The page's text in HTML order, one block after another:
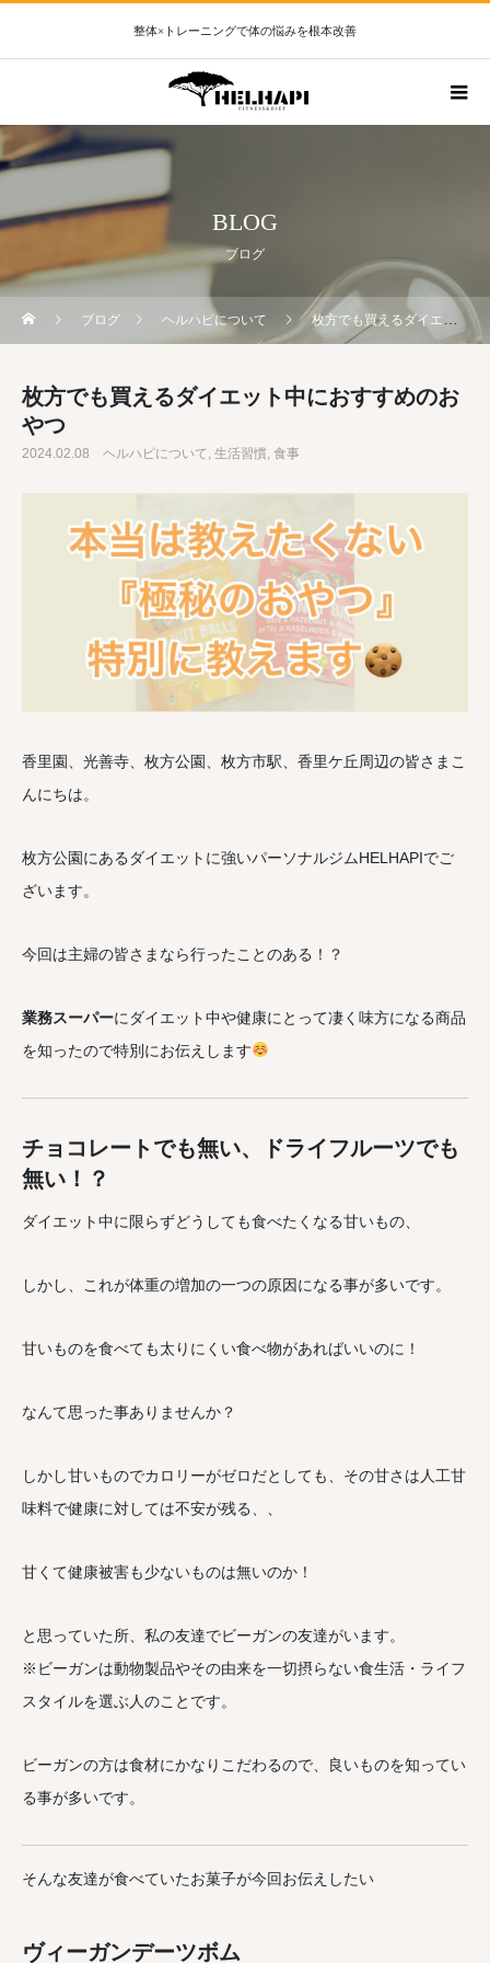
整体×トレーニングで体の悩みを根本改善
BLOG
ブログ
ブログ ヘルハピについて 枚方でも買えるダイエット中におすすめのおやつ
枚方でも買えるダイエット中におすすめのお
やつ
2024.02.08 ヘルハピについて 生活習慣 食事
香里園、光善寺、枚方公園、枚方市駅、香里ケ丘周辺の皆さまこ
んにちは。
枚方公園にあるダイエットに強いパーソナルジムHELHAPIでご
ざいます。
今回は主婦の皆さまなら行ったことのある！？
業務スーパーにダイエット中や健康にとって凄く味方になる商品
を知ったので特別にお伝えします
チョコレートでも無い、ドライフルーツでも
無い！？
ダイエット中に限らずどうしても食べたくなる甘いもの、
しかし、これが体重の増加の一つの原因になる事が多いです。
甘いものを食べても太りにくい食べ物があればいいのに！
なんて思った事ありませんか？
しかし甘いものでカロリーがゼロだとしても、その甘さは人工甘
味料で健康に対しては不安が残る、、
甘くて健康被害も少ないものは無いのか！
と思っていた所、私の友達でビーガンの友達がいます。
※ビーガンは動物製品やその由来を一切摂らない食生活・ライフ
スタイルを選ぶ人のことです。
ビーガンの方は食材にかなりこだわるので、良いものを知ってい
る事が多いです。
そんな友達が食べていたお菓子が今回お伝えしたい
ヴィーガンデーツボム